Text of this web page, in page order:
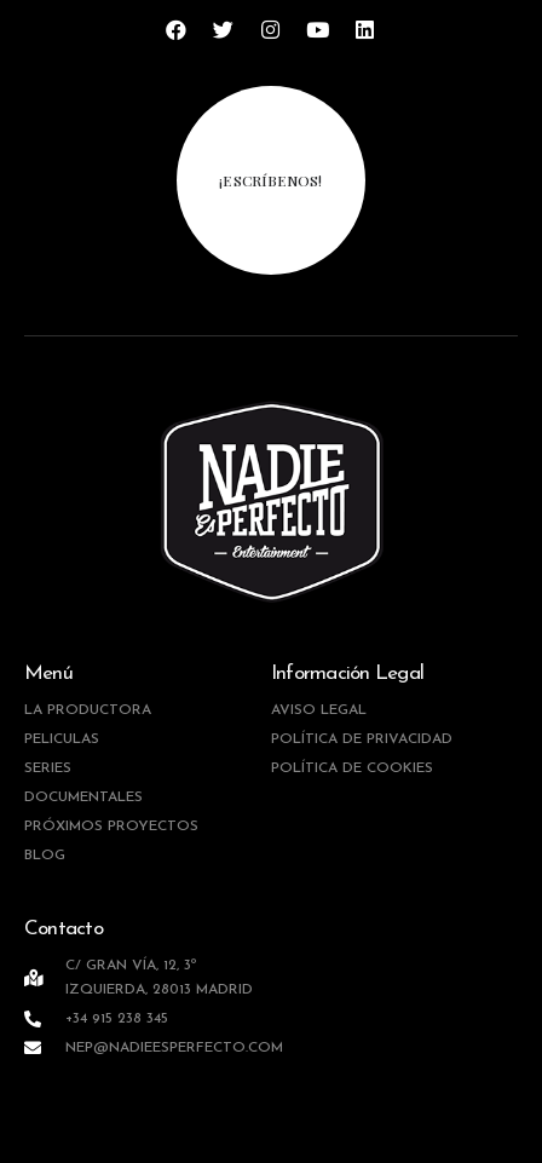
¡ESCRÍBENOS!
Menú
LA PRODUCTORA
PELICULAS
SERIES
DOCUMENTALES
PRÓXIMOS PROYECTOS
BLOG
Información Legal
AVISO LEGAL
POLÍTICA DE PRIVACIDAD
POLÍTICA DE COOKIES
Contacto
C/ GRAN VÍA, 12, 3º
IZQUIERDA, 28013 MADRID
+34 915 238 345
NEP@NADIEESPERFECTO.COM